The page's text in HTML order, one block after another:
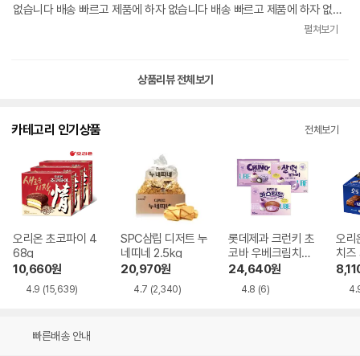
없습니다 배송 빠르고 제품에 하자 없습니다 배송 빠르고 제품에 하자 없습
니다 배송 빠르고 제품에 하자 없습니다 .. 배송 빠르고 제품에 하자 없습니
빠르고 제품에 하자 없습니다 배송 빠르고 제품에 하자 없습니다 배송 빠르
고 제품에 하자 없습니다 .. 배송 빠르고 제품에 하자 없습니다 배송 빠르고
에 하자 없습니다 .. 배송 빠르고 제품에 하자 없습니다 배송 빠르고 제품에
하자 없습니다 ㅎㅎㅋㅋ
펼쳐보기
상품리뷰 전체보기
카테고리 인기상품 전체보기
오리온 초코파이 4
68g
10,660원
4.9 (15,639)
SPC삼립 디저트 누
네띠네 2.5kg
20,970원
4.7 (2,340)
롯데제과 크런키 초
코바 우베크림치즈
330g + 카스타드
우베라떼 414g +
찰떡파이 우베크림
24,640원
4.8 (6)
오리
치
g
빠른배송 안내